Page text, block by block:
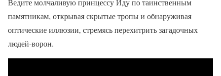
Ведите молчаливую принцессу Иду по таинственным
памятникам, открывая скрытые тропы и обнаруживая
оптические иллюзии, стремясь перехитрить загадочных
людей-ворон.